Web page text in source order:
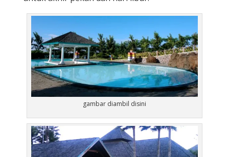
gambar diambil disini